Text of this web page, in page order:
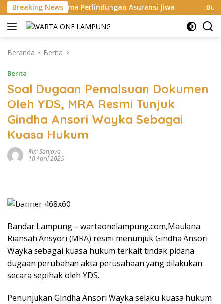
Langsung
ke
konten
Breaking News
Perlindungan Asuransi Jiwa Bupati Egi Dorong
Beranda Berita
Berita
Soal Dugaan Pemalsuan Dokumen
Oleh YDS, MRA Resmi Tunjuk
Gindha Ansori Wayka Sebagai
Kuasa Hukum
Rini Sanjaya
10 April 2025
Bandar Lampung – wartaonelampung.com,Maulana
Riansah Ansyori (MRA) resmi menunjuk Gindha Ansori
Wayka sebagai kuasa hukum terkait tindak pidana
dugaan perubahan akta perusahaan yang dilakukan
secara sepihak oleh YDS.
Penunjukan Gindha Ansori Wayka selaku kuasa hukum